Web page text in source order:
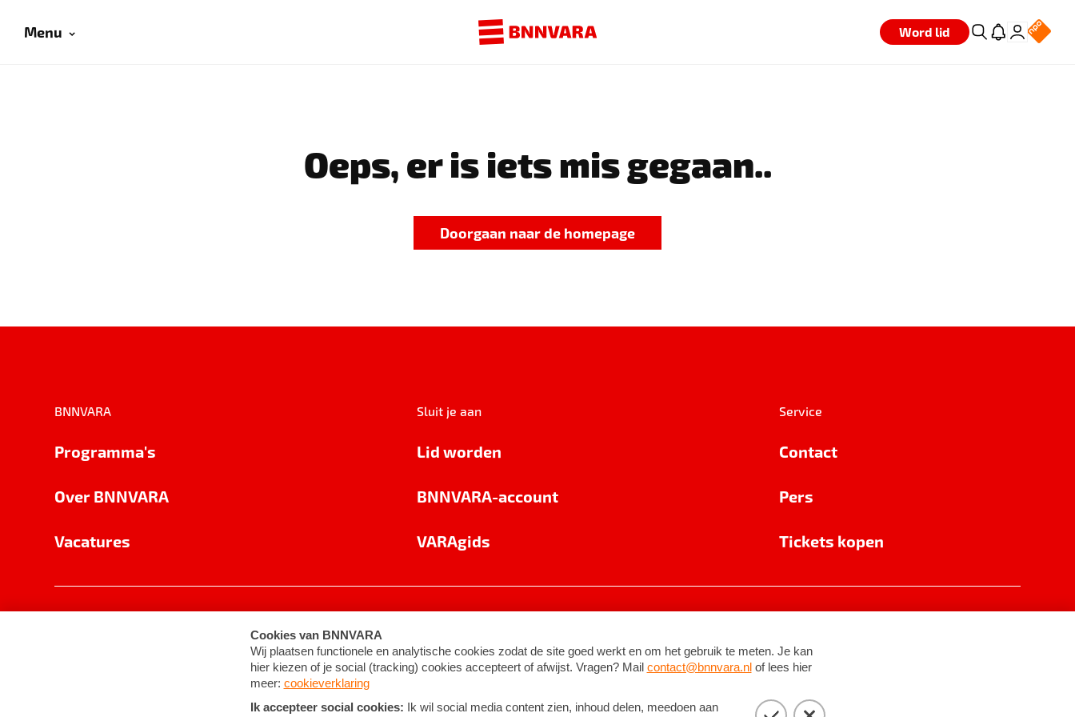
Menu Word lid
Oeps, er is iets mis gegaan..
Doorgaan naar de homepage
BNNVARA
Programma's
Over BNNVARA
Vacatures
Sluit je aan
Lid worden
BNNVARA-account
VARAgids
Service
Contact
Pers
Tickets kopen
Cookie-instellingen Algemene voorwaarden ©2026BNNVARA